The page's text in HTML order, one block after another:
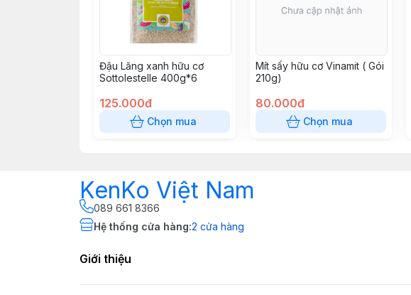
Đậu Lăng xanh hữu cơ
Sottolestelle 400g*6
125.000đ
Chọn mua
Mít sấy hữu cơ Vinamit ( Gói
210g)
80.000đ
Chọn mua
KenKo Việt Nam
089 661 8366
Hệ thống cửa hàng:2 cửa hàng
Giới thiệu